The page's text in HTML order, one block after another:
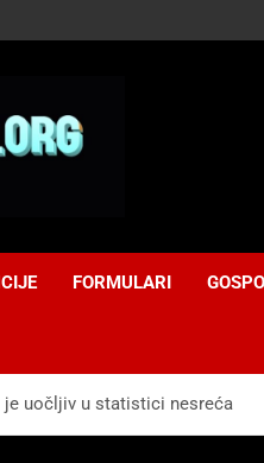
FORMULARI
je uočljiv u statistici nesreća